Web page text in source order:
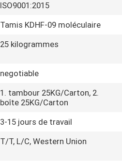
ISO9001:2015
Tamis KDHF-09 moléculaire
25 kilogrammes
negotiable
1. tambour 25KG/Carton, 2.
boîte 25KG/Carton
3-15 jours de travail
T/T, L/C, Western Union